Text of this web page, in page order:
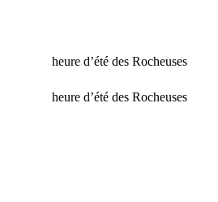
heure d’été des Rocheuses
heure d’été des Rocheuses